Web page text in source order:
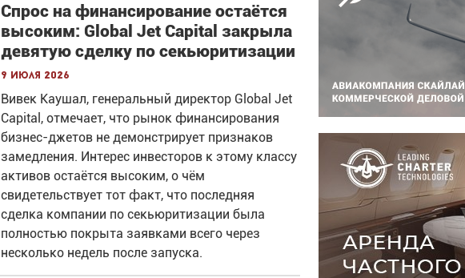
Спрос на финансирование остаётся
высоким: Global Jet Capital закрыла
девятую сделку по секьюритизации
9 июля 2026
Вивек Каушал, генеральный директор Global Jet
Capital, отмечает, что рынок финансирования
бизнес-джетов не демонстрирует признаков
замедления. Интерес инвесторов к этому классу
активов остаётся высоким, о чём
свидетельствует тот факт, что последняя
сделка компании по секьюритизации была
полностью покрыта заявками всего через
несколько недель после запуска.